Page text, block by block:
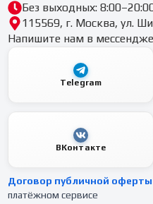
Без выходных:
115569, г. Москва, ул.
Напишите нам в
Telegram
ВКонтакте
Договор публичной оферты
платёжном сервисе